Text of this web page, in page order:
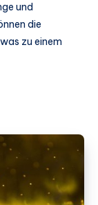
und
die
zu einem